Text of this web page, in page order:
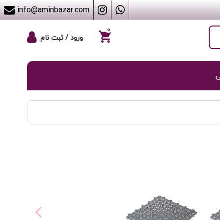
info@aminbazar.com
ورود / ثبت نام
۰